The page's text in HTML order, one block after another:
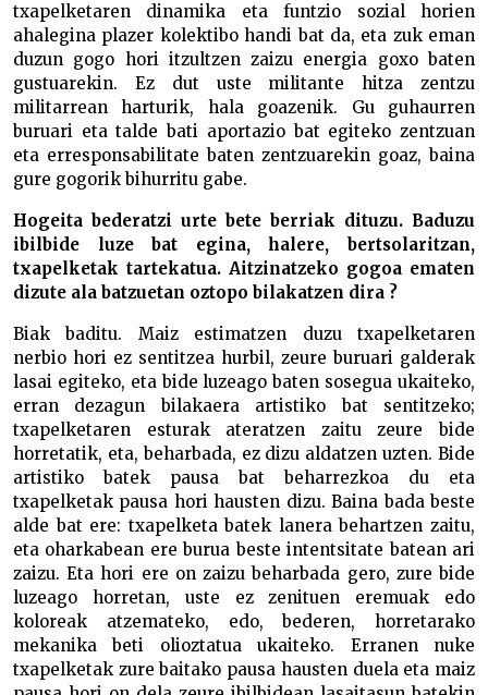
txapelketaren dinamika eta funtzio sozial horien
ahalegina plazer kolektibo handi bat da, eta zuk eman
duzun gogo hori itzultzen zaizu energia goxo baten
gustuarekin. Ez dut uste militante hitza zentzu
militarrean harturik, hala goazenik. Gu guhaurren
buruari eta talde bati aportazio bat egiteko zentzuan
eta erresponsabilitate baten zentzuarekin goaz, baina
gure gogorik bihurritu gabe.
Hogeita bederatzi urte bete berriak dituzu. Baduzu
ibilbide luze bat egina, halere, bertsolaritzan,
txapelketak tartekatua. Aitzinatzeko gogoa ematen
dizute ala batzuetan oztopo bilakatzen dira ?
Biak baditu. Maiz estimatzen duzu txapelketaren
nerbio hori ez sentitzea hurbil, zeure buruari galderak
lasai egiteko, eta bide luzeago baten sosegua ukaiteko,
erran dezagun bilakaera artistiko bat sentitzeko;
txapelketaren esturak ateratzen zaitu zeure bide
horretatik, eta, beharbada, ez dizu aldatzen uzten. Bide
artistiko batek pausa bat beharrezkoa du eta
txapelketak pausa hori hausten dizu. Baina bada beste
alde bat ere: txapelketa batek lanera behartzen zaitu,
eta oharkabean ere burua beste intentsitate batean ari
zaizu. Eta hori ere on zaizu beharbada gero, zure bide
luzeago horretan, uste ez zenituen eremuak edo
koloreak atzemateko, edo, bederen, horretarako
mekanika beti olioztatua ukaiteko. Erranen nuke
txapelketak zure baitako pausa hausten duela eta maiz